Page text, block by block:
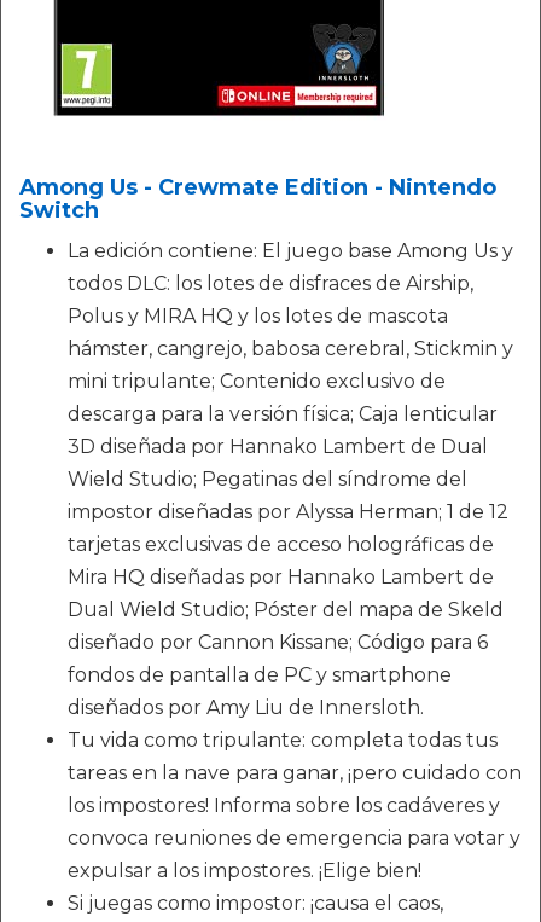
Among Us - Crewmate Edition - Nintendo
Switch
La edición contiene: El juego base Among Us y
todos DLC: los lotes de disfraces de Airship,
Polus y MIRA HQ y los lotes de mascota
hámster, cangrejo, babosa cerebral, Stickmin y
mini tripulante; Contenido exclusivo de
descarga para la versión física; Caja lenticular
3D diseñada por Hannako Lambert de Dual
Wield Studio; Pegatinas del síndrome del
impostor diseñadas por Alyssa Herman; 1 de 12
tarjetas exclusivas de acceso holográficas de
Mira HQ diseñadas por Hannako Lambert de
Dual Wield Studio; Póster del mapa de Skeld
diseñado por Cannon Kissane; Código para 6
fondos de pantalla de PC y smartphone
diseñados por Amy Liu de Innersloth.
Tu vida como tripulante: completa todas tus
tareas en la nave para ganar, ¡pero cuidado con
los impostores! Informa sobre los cadáveres y
convoca reuniones de emergencia para votar y
expulsar a los impostores. ¡Elige bien!
Si juegas como impostor: ¡causa el caos,